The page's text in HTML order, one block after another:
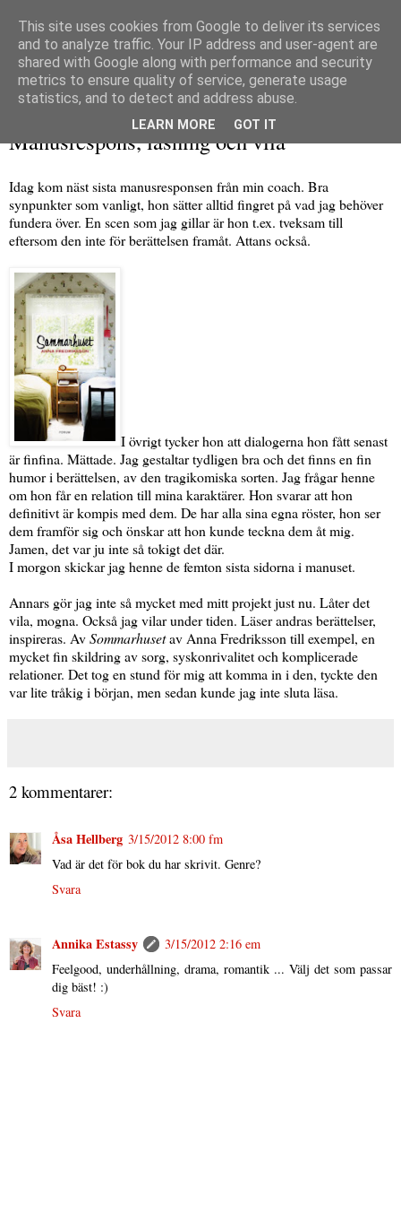
Manusrespons, läsning och vila
Idag kom näst sista manusresponsen från min coach. Bra
synpunkter som vanligt, hon sätter alltid fingret på vad jag behöver
fundera över. En scen som jag gillar är hon t.ex. tveksam till
eftersom den inte för berättelsen framåt. Attans också.
I övrigt tycker hon att dialogerna hon fått senast
är finfina. Mättade. Jag gestaltar tydligen bra och det finns en fin
humor i berättelsen, av den tragikomiska sorten. Jag frågar henne
om hon får en relation till mina karaktärer. Hon svarar att hon
definitivt är kompis med dem. De har alla sina egna röster, hon ser
dem framför sig och önskar att hon kunde teckna dem åt mig.
Jamen, det var ju inte så tokigt det där.
I morgon skickar jag henne de femton sista sidorna i manuset.
Annars gör jag inte så mycket med mitt projekt just nu. Låter det
vila, mogna. Också jag vilar under tiden. Läser andras berättelser,
inspireras. AvSommarhusetav Anna Fredriksson till exempel, en
mycket fin skildring av sorg, syskonrivalitet och komplicerade
relationer. Det tog en stund för mig att komma in i den, tyckte den
var lite tråkig i början, men sedan kunde jag inte sluta läsa.
2 kommentarer:
Åsa Hellberg 3/15/2012 8:00 fm
Vad är det för bok du har skrivit. Genre?
Svara
Annika Estassy
3/15/2012 2:16 em
Feelgood, underhållning, drama, romantik ... Välj det som passar
dig bäst! :)
Svara
This site uses cookies from Google to deliver its services
and to analyze traffic. Your IP address and user-agent are
shared with Google along with performance and security
metrics to ensure quality of service, generate usage
statistics, and to detect and address abuse.
LEARN MORE GOT IT